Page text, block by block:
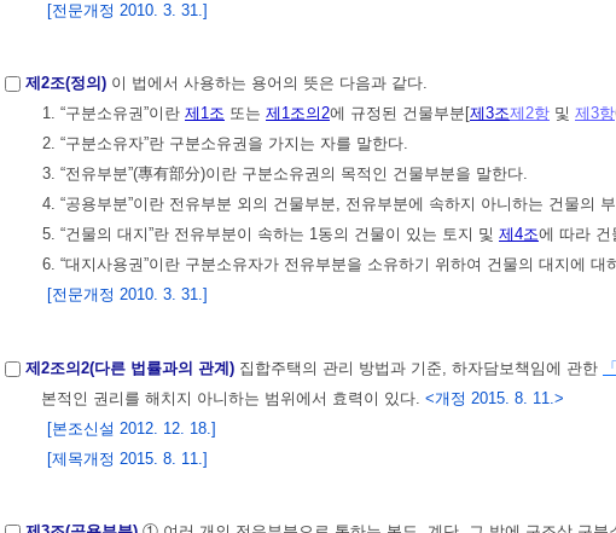
[전문개정 2010. 3. 31.]
제2조(정의) 이 법에서 사용하는 용어의 뜻은 다음과 같다.
1. “구분소유권”이란 제1조 또는 제1조의2에 규정된 건물부분[제3조제2항 및 제3항
2. “구분소유자”란 구분소유권을 가지는 자를 말한다.
3. “전유부분”(專有部分)이란 구분소유권의 목적인 건물부분을 말한다.
4. “공용부분”이란 전유부분 외의 건물부분, 전유부분에 속하지 아니하는 건물의
5. “건물의 대지”란 전유부분이 속하는 1동의 건물이 있는 토지 및 제4조에 따라 건
6. “대지사용권”이란 구분소유자가 전유부분을 소유하기 위하여 건물의 대지에 대
[전문개정 2010. 3. 31.]
제2조의2(다른 법률과의 관계) 집합주택의 관리 방법과 기준, 하자담보책임에 관한
본적인 권리를 해치지 아니하는 범위에서 효력이 있다. <개정 2015. 8. 11.>
[본조신설 2012. 12. 18.]
[제목개정 2015. 8. 11.]